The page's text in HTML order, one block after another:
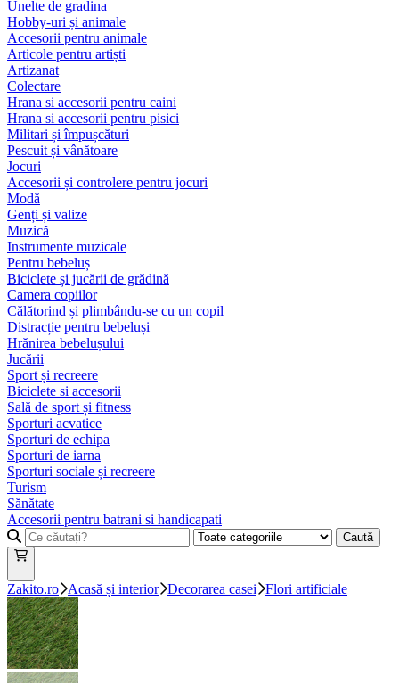
Unelte de gradina
Hobby-uri și animale
Accesorii pentru animale
Articole pentru artiști
Artizanat
Colectare
Hrana si accesorii pentru caini
Hrana si accesorii pentru pisici
Militari și împușcături
Pescuit și vânătoare
Jocuri
Accesorii și controlere pentru jocuri
Modă
Genți și valize
Muzică
Instrumente muzicale
Pentru bebeluș
Biciclete și jucării de grădină
Camera copiilor
Călătorind și plimbându-se cu un copil
Distracție pentru bebeluși
Hrănirea bebelușului
Jucării
Sport și recreere
Biciclete si accesorii
Sală de sport și fitness
Sporturi acvatice
Sporturi de echipa
Sporturi de iarna
Sporturi sociale și recreere
Turism
Sănătate
Accesorii pentru batrani si handicapati
Caută
Zakito.ro Acasă și interior Decorarea casei Flori artificiale